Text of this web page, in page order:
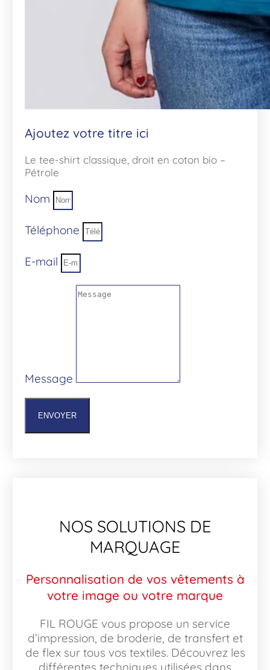
Ajoutez votre titre ici
Le tee-shirt classique, droit en coton bio –
Pétrole
Nom
Téléphone
E-mail
Message
ENVOYER
NOS SOLUTIONS DE
MARQUAGE
Personnalisation de vos vêtements à
votre image ou votre marque
FIL ROUGE vous propose un service
d’impression, de broderie, de transfert et
de flex sur tous vos textiles. Découvrez les
différentes techniques utilisées dans